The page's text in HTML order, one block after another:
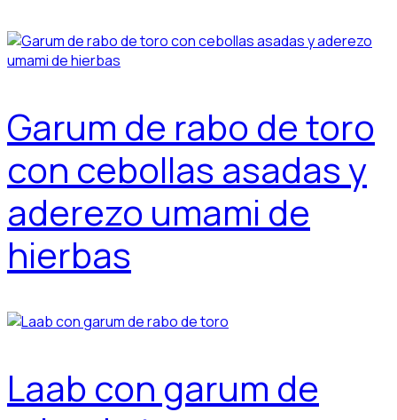
Garum de rabo de toro
con cebollas asadas y
aderezo umami de
hierbas
Laab con garum de